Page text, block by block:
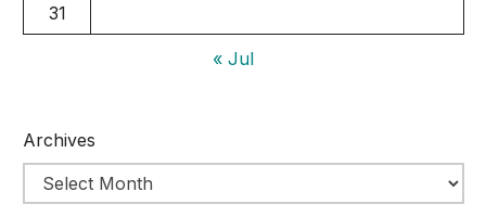
31
« Jul
Archives